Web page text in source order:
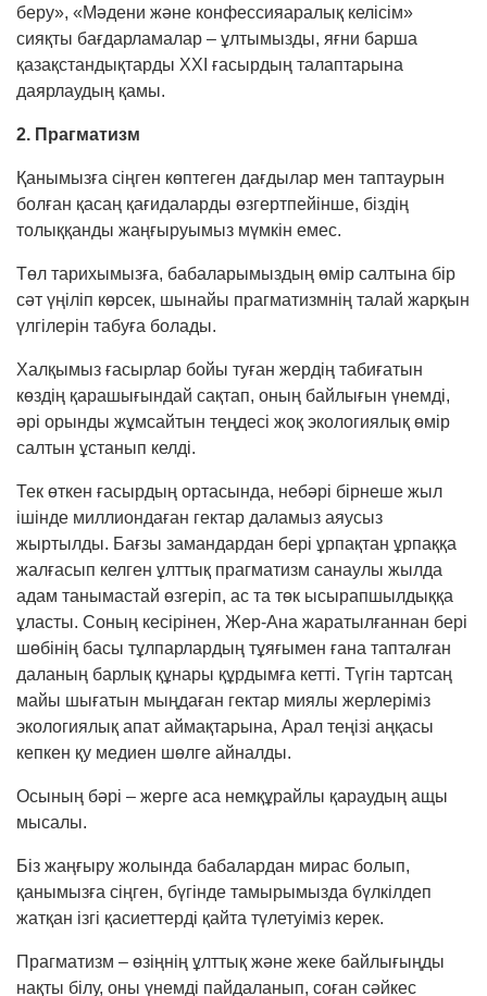
беру», «Мәдени және конфессияаралық келісім»
сияқты бағдарламалар – ұлтымызды, яғни барша
қазақстандықтарды ХХІ ғасырдың талаптарына
даярлаудың қамы.
2. Прагматизм
Қанымызға сіңген көптеген дағдылар мен таптаурын
болған қасаң қағидаларды өзгерт­пейінше, біздің
толыққанды жаңғы­руымыз мүмкін емес.
Төл тарихымызға, бабаларымыздың өмір салтына бір
сәт үңіліп көрсек, шынайы прагматизмнің талай жарқын
үлгілерін табуға болады.
Халқымыз ғасырлар бойы туған жердің табиғатын
көздің қарашығындай сақтап, оның байлығын үнемді,
әрі орынды жұмсайтын теңдесі жоқ экологиялық өмір
салтын ұстанып келді.
Тек өткен ғасырдың ортасында, небәрі бірнеше жыл
ішінде миллиондаған гектар даламыз аяусыз
жыртылды. Бағзы замандардан бері ұрпақтан ұрпаққа
жалғасып келген ұлттық прагматизм санаулы жылда
адам танымастай өзгеріп, ас та төк ысырапшылдыққа
ұласты. Соның кесірінен, Жер-Ана жаратылғаннан бері
шөбінің басы тұлпарлардың тұяғымен ғана тапталған
даланың барлық құнары құрдымға кетті. Түгін тартсаң
майы шығатын мыңдаған гектар миялы жерлеріміз
экологиялық апат аймақтарына, Арал теңізі аңқасы
кепкен қу медиен шөлге айналды.
Осының бәрі – жерге аса немқұрайлы қараудың ащы
мысалы.
Біз жаңғыру жолында бабалардан мирас болып,
қанымызға сіңген, бүгінде тамырымызда бүлкілдеп
жатқан ізгі қасиеттерді қайта түлетуіміз керек.
Прагматизм – өзіңнің ұлттық және жеке байлығыңды
нақты білу, оны үнемді пайдаланып, соған сәйкес